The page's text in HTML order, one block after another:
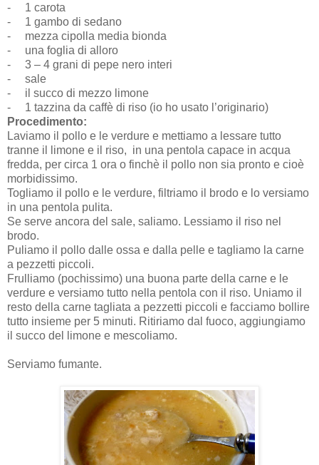
-
1 carota
-
1 gambo di sedano
-
mezza cipolla media bionda
-
una foglia di alloro
-
3 – 4 grani di pepe nero interi
-
sale
-
il succo di mezzo limone
-
1 tazzina da caffè di riso (io ho usato l’originario)
Procedimento:
Laviamo il pollo e le verdure e mettiamo a lessare tutto
tranne il limone e il riso, in una pentola capace in acqua
fredda, per circa 1 ora o finchè il pollo non sia pronto e cioè
morbidissimo.
Togliamo il pollo e le verdure, filtriamo il brodo e lo versiamo
in una pentola pulita.
Se serve ancora del sale, saliamo. Lessiamo il riso nel
brodo.
Puliamo il pollo dalle ossa e dalla pelle e tagliamo la carne
a pezzetti piccoli.
Frulliamo (pochissimo) una buona parte della carne e le
verdure e versiamo tutto nella pentola con il riso. Uniamo il
resto della carne tagliata a pezzetti piccoli e facciamo bollire
tutto insieme per 5 minuti. Ritiriamo dal fuoco, aggiungiamo
il succo del limone e mescoliamo.
Serviamo fumante.